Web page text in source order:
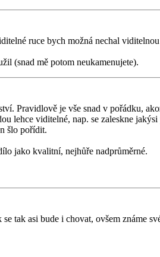
ruce bych možná nechal
(snad mě potom neukamenujete).
Pravidlově je vše snad v pořádku,
lehce viditelné, nap. se zaleskne
šlo pořídit.
jako kvalitní, nejhůře nadprůměrné.
tak asi bude i chovat, ovšem známe